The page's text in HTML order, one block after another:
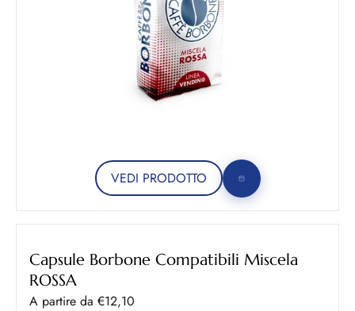
VEDI PRODOTTO
Capsule Borbone Compatibili Miscela
ROSSA
Prezzo scontato
A partire da €12,10